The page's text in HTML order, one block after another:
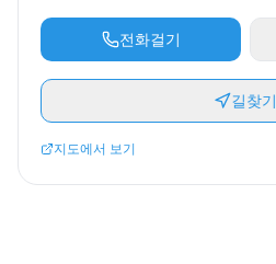
전화걸기
길찾기
지도에서 보기